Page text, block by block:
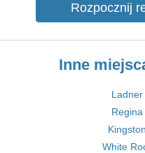
Rozpocznij
Inne
Ladner
Regina
Kingston
White